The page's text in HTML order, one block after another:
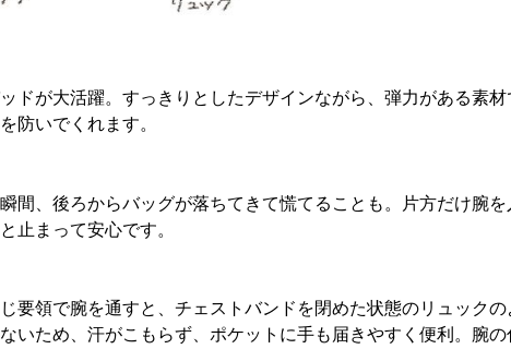
ドが大活躍。すっきりとしたデザインながら、弾力がある素材
防いでくれます。
、後ろからバッグが落ちてきて慌てることも。片方だけ腕を
止まって安心です。
要領で腕を通すと、チェストバンドを閉めた状態のリュックの
いため、汗がこもらず、ポケットに手も届きやすく便利。腕の